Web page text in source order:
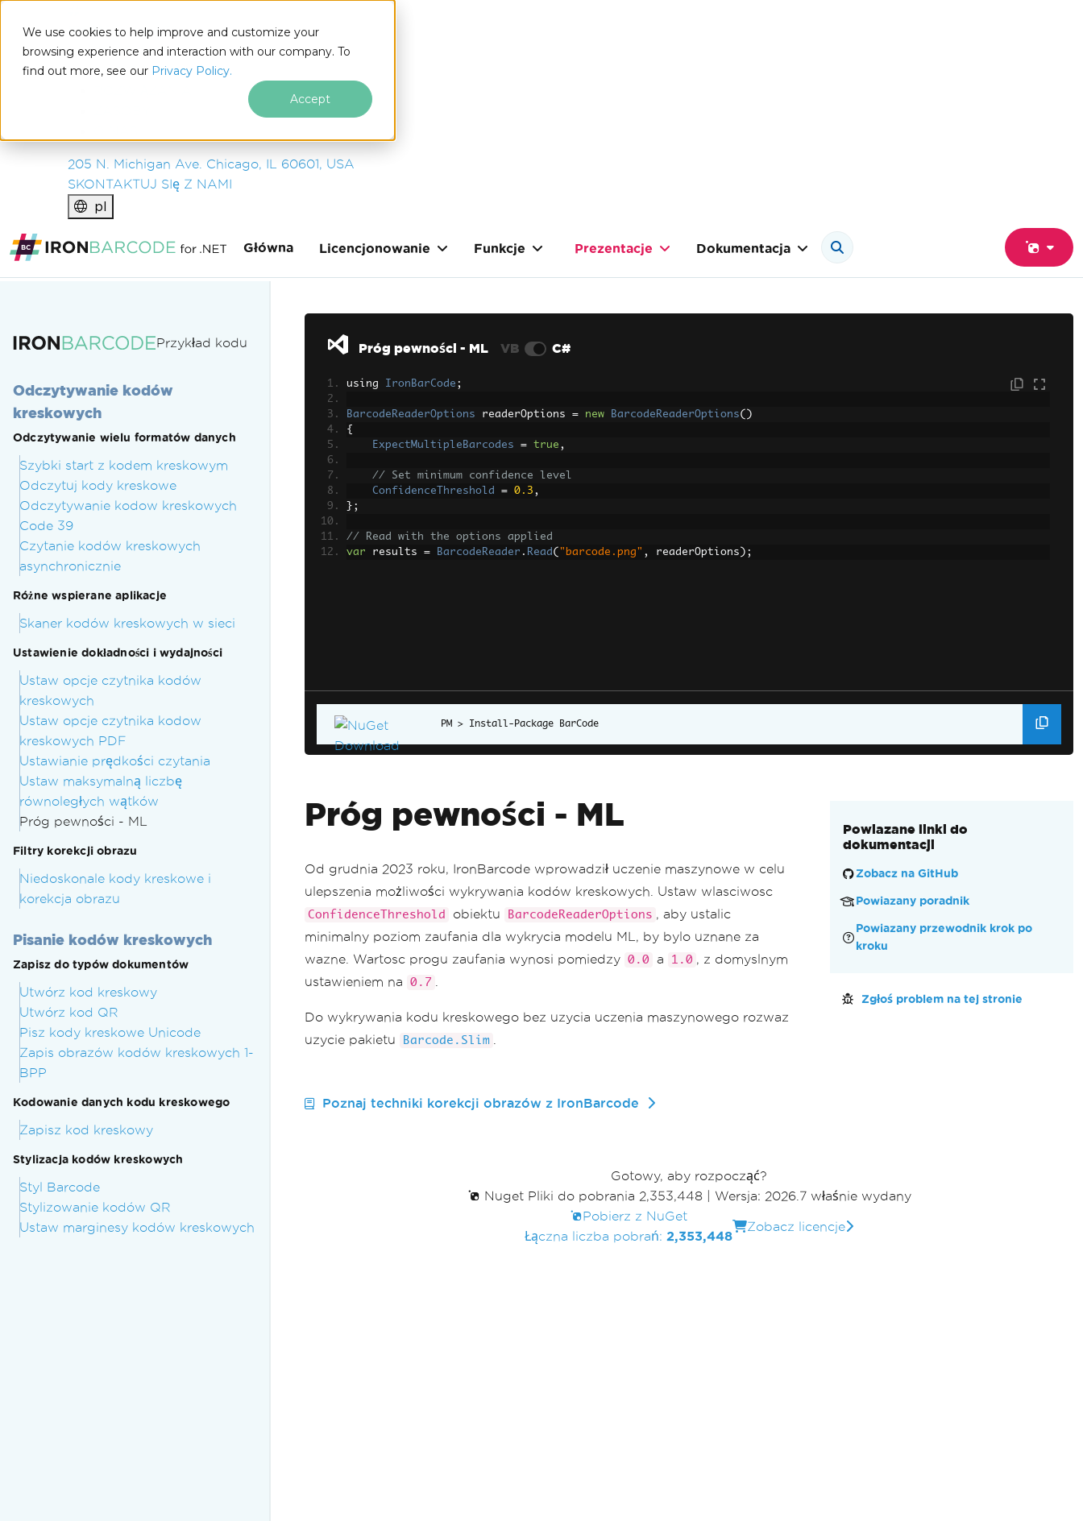
We use cookies to help improve and customize your
browsing experience and interaction with our company. To
find out more, see our Privacy Policy.
Accept
IRONSOFTWARE
PRODUKTY
ENTERPRISE
205 N. Michigan Ave. Chicago, IL 60601, USA
SKONTAKTUJ SIę Z NAMI
pl
Główna Licencjonowanie Funkcje Prezentacje Dokumentacja
Przykład kodu
Odczytywanie kodów
kreskowych
Odczytywanie wielu formatów danych
Szybki start z kodem kreskowym
Odczytuj kody kreskowe
Odczytywanie kodow kreskowych
Code 39
Czytanie kodów kreskowych
asynchronicznie
Różne wspierane aplikacje
Skaner kodów kreskowych w sieci
Ustawienie dokładności i wydajności
Ustaw opcje czytnika kodów
kreskowych
Ustaw opcje czytnika kodow
kreskowych PDF
Ustawianie prędkości czytania
Ustaw maksymalną liczbę
równoległych wątków
Próg pewności - ML
Filtry korekcji obrazu
Niedoskonale kody kreskowe i
korekcja obrazu
Pisanie kodów kreskowych
Zapisz do typów dokumentów
Utwórz kod kreskowy
Utwórz kod QR
Pisz kody kreskowe Unicode
Zapis obrazów kodów kreskowych 1-
BPP
Kodowanie danych kodu kreskowego
Zapisz kod kreskowy
Stylizacja kodów kreskowych
Styl Barcode
Stylizowanie kodów QR
Ustaw marginesy kodów kreskowych
Próg pewności - ML VB C#
using IronBarCode ;
BarcodeReaderOptions readerOptions = new BarcodeReaderOptions()
{
ExpectMultipleBarcodes
= true ,
// Set minimum confidence level
ConfidenceThreshold
= 0.3 ,
};
// Read with the options applied
var results = BarcodeReader . Read ( "barcode.png" , readerOptions );
Install-Package BarCode
Próg pewności - ML
Od grudnia 2023 roku, IronBarcode wprowadził uczenie maszynowe w celu
ulepszenia możliwości wykrywania kodów kreskowych. Ustaw wlasciwosc
ConfidenceThreshold obiektu BarcodeReaderOptions , aby ustalic
minimalny poziom zaufania dla wykrycia modelu ML, by bylo uznane za
wazne. Wartosc progu zaufania wynosi pomiedzy 0.0 a 1.0 , z domyslnym
ustawieniem na
0.7
Do wykrywania kodu kreskowego bez uzycia uczenia maszynowego rozwaz
uzycie pakietu
Barcode.Slim
Poznaj techniki korekcji obrazów z IronBarcode
Powiazane linki do
dokumentacji
Zobacz na GitHub
Powiazany poradnik
Powiazany przewodnik krok po
kroku
Zgłoś problem na tej stronie
Gotowy, aby rozpocząć?
Nuget Pliki do pobrania 2,353,448| Wersja: 2026.7 właśnie wydany
Pobierz z NuGet
Łączna liczba pobrań: 2,353,448
Zobacz licencje